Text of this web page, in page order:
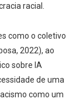
racial.
como o coletivo
2022), ao
sobre IA
de uma
como um